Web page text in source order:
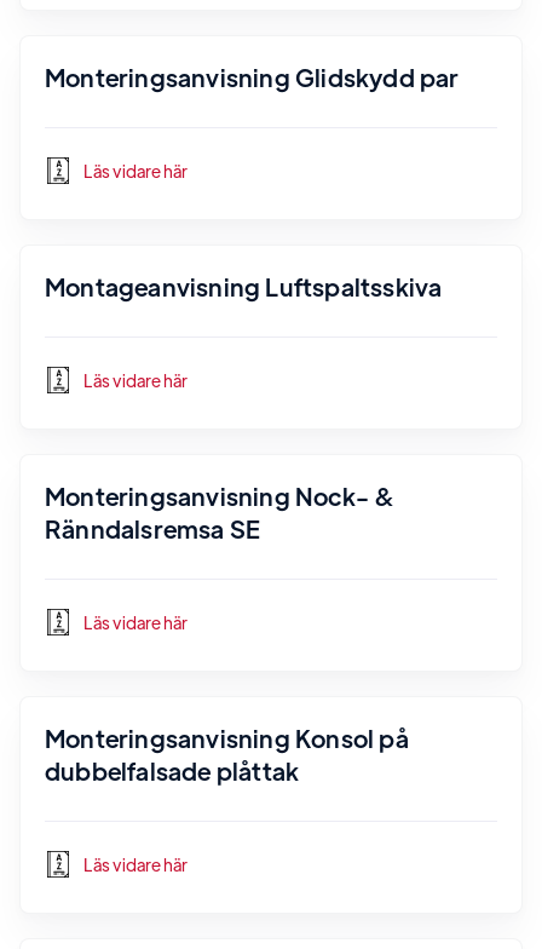
Monteringsanvisning Glidskydd par
Läs vidare här
Montageanvisning Luftspaltsskiva
Läs vidare här
Monteringsanvisning Nock- &
Ränndalsremsa SE
Läs vidare här
Monteringsanvisning Konsol på
dubbelfalsade plåttak
Läs vidare här